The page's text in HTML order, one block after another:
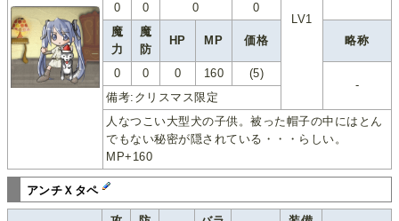
LV1
0
0 0
0
魔
力
魔
防
HP MP 価格 略称
0 0 0 160
(5)
-
備考:クリスマス限定
人なつこい大型犬の子供。被った帽子の中にはとん
でもない秘密が隠されている・・・らしい。
MP+160
アンチＸタペ